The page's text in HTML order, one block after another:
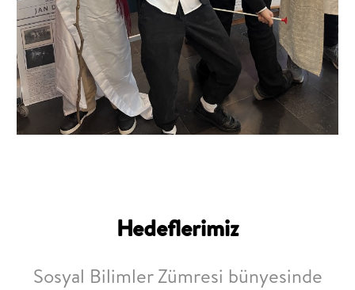
Hedeflerimiz
Sosyal Bilimler Zümresi bünyesinde